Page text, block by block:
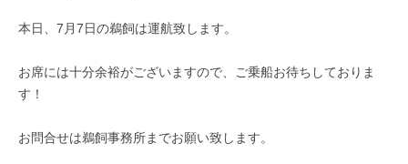
本日、7月7日の鵜飼は運航致します。
お席には十分余裕がございますので、ご乗船お待ちしておりま
す！
お問合せは鵜飼事務所までお願い致します。